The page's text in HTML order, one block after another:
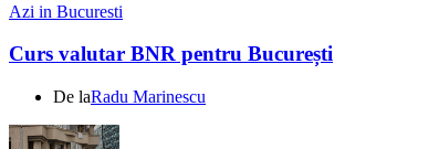
Azi in Bucuresti
Curs valutar BNR pentru București
De laRadu Marinescu